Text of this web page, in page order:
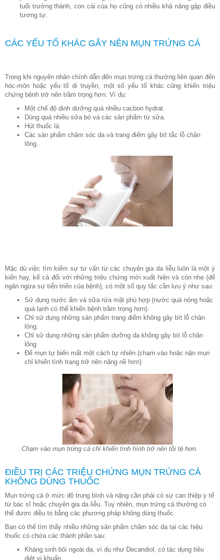
tuổi trưởng thành, con cái của họ cũng có nhiều khả năng gặp điều
tương tự.
CÁC YẾU TỐ KHÁC GÂY NÊN MỤN TRỨNG CÁ
Trong khi nguyên nhân chính dẫn đến mụn trứng cá thường liên quan đến
hóc-môn hoặc yếu tố di truyền, một số yếu tố khác cũng khiến triệu
chứng bệnh trở nên trầm trọng hơn. Ví dụ:
Một chế độ dinh dưỡng quá nhiều cacbon hydrat.
Dùng quá nhiều sữa bò và các sản phẩm từ sữa.
Hút thuốc lá.
Các sản phẩm chăm sóc da và trang điểm gây bít tắc lỗ chân
lông.
Mặc dù việc tìm kiếm sự tư vấn từ các chuyên gia da liễu luôn là một ý
kiến hay, kể cả đối với những triệu chứng mới xuất hiện và còn nhẹ (để
ngăn ngừa sự tiến triển của bệnh), có một số quy tắc cần lưu ý như sau:
Sử dụng nước ấm và sữa rửa mặt phù hợp (nước quá nóng hoặc
quá lạnh có thể khiến bệnh trầm trọng hơn).
Chỉ sử dụng những sản phẩm trang điểm không gây bít lỗ chân
lông.
Chỉ sử dụng những sản phẩm dưỡng da không gây bít lỗ chân
lông
Để mụn tự biến mất một cách tự nhiên (chạm vào hoặc nặn mụn
chỉ khiến tình trạng trở nên nặng nề hơn)
Chạm vào mụn trứng cá chỉ khiến tình hình trở nên tồi tệ hơn.
ĐIỀU TRỊ CÁC TRIỆU CHỨNG MỤN TRỨNG CÁ
KHÔNG DÙNG THUỐC
Mụn trứng cá ở mức độ trung bình và nặng cần phải có sự can thiệp y tế
từ bác sĩ hoặc chuyên gia da liễu. Tuy nhiên, mụn trứng cá thường có
thể được điều trị bằng các phương pháp không dùng thuốc.
Bạn có thể tìm thấy nhiều những sản phẩm chăm sóc da tại các hiệu
thuốc có chứa các thành phần sau:
Kháng sinh bôi ngoài da, ví dụ như Decandiol, có tác dụng tiêu
diệt vi khuẩn